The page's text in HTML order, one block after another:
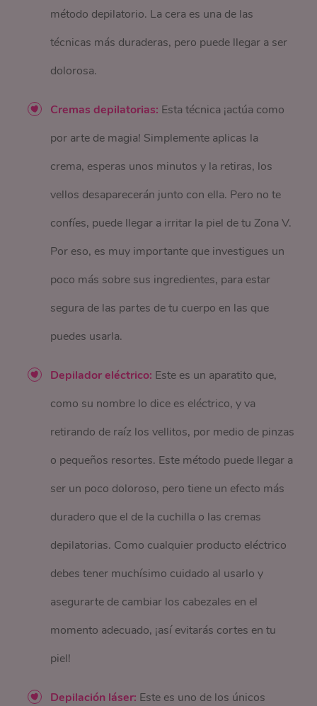
método depilatorio. La cera es una de las
técnicas más duraderas, pero puede llegar a ser
dolorosa.
Cremas depilatorias: Esta técnica ¡actúa como
por arte de magia! Simplemente aplicas la
crema, esperas unos minutos y la retiras, los
vellos desaparecerán junto con ella. Pero no te
confíes, puede llegar a irritar la piel de tu Zona V.
Por eso, es muy importante que investigues un
poco más sobre sus ingredientes, para estar
segura de las partes de tu cuerpo en las que
puedes usarla.
Depilador eléctrico: Este es un aparatito que,
como su nombre lo dice es eléctrico, y va
retirando de raíz los vellitos, por medio de pinzas
o pequeños resortes. Este método puede llegar a
ser un poco doloroso, pero tiene un efecto más
duradero que el de la cuchilla o las cremas
depilatorias. Como cualquier producto eléctrico
debes tener muchísimo cuidado al usarlo y
asegurarte de cambiar los cabezales en el
momento adecuado, ¡así evitarás cortes en tu
piel!
Depilación láser: Este es uno de los únicos